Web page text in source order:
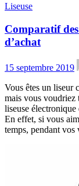
Liseuse
Comparatif
d’achat
15 septembre 2019
Vous êtes un liseur
mais vous voudriez
liseuse
En effet, si vous
temps, pendant